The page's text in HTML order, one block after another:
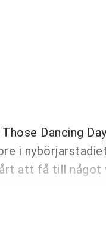
Dancing
i
att få till något